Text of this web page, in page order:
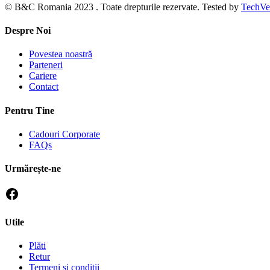
© B&C Romania 2023 . Toate drepturile rezervate. Tested by
Despre Noi
Povestea noastră
Parteneri
Cariere
Contact
Pentru Tine
Cadouri Corporate
FAQs
Urmărește-ne
Utile
Plăti
Retur
Termeni si conditii